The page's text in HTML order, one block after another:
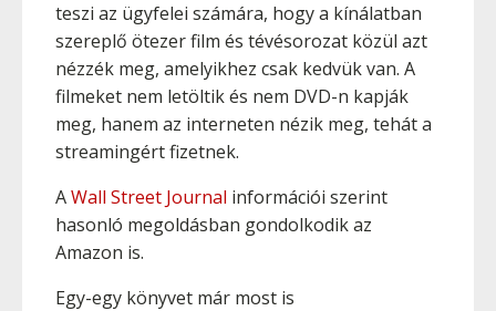
teszi az ügyfelei számára, hogy a kínálatban
szereplő ötezer film és tévésorozat közül azt
nézzék meg, amelyikhez csak kedvük van. A
filmeket nem letöltik és nem DVD-n kapják
meg, hanem az interneten nézik meg, tehát a
streamingért fizetnek.
AWall Street Journal információi szerint
hasonló megoldásban gondolkodik az
Amazon is.
Egy-egy könyvet már most is